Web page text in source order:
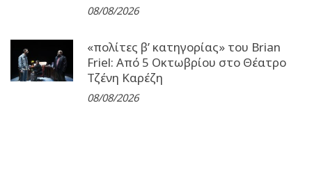
08/08/2026
«πολίτες β’ κατηγορίας» του Brian
Friel: Από 5 Οκτωβρίου στο Θέατρο
Τζένη Καρέζη
08/08/2026